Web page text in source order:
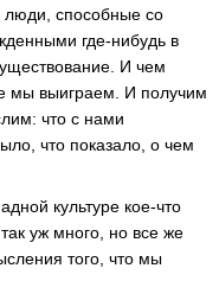
люди, способные со
где-нибудь в
И чем
мы выиграем. И получим
что с нами
что показало, о чем
культуре кое-что
уж много, но все же
того, что мы